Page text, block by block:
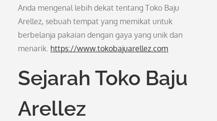
Anda mengenal lebih dekat tentang Toko Baju
Arellez, sebuah tempat yang memikat untuk
berbelanja pakaian dengan gaya yang unik dan
menarik. https://www.tokobajuarellez.com
Sejarah Toko Baju
Arellez